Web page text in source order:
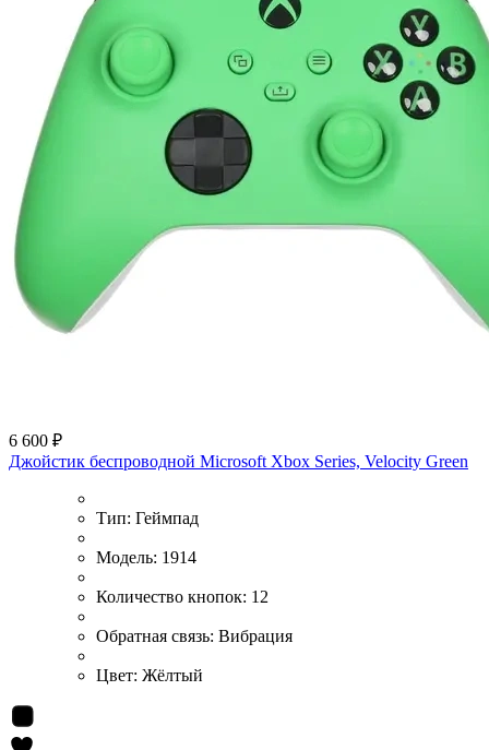
6 600 ₽
Джойстик беспроводной Microsoft Xbox Series, Velocity Green
Тип: Геймпад
Модель: 1914
Количество кнопок: 12
Обратная связь: Вибрация
Цвет: Жёлтый